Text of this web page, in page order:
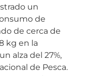
un
de
de cerca de
kg en la
alza del 27%,
de Pesca.